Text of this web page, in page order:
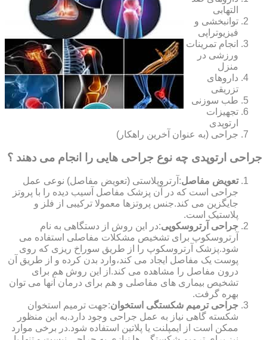
التهابی
توانبخشی و
فیزیوتراپی
انجام تمرینات
ورزشی در
منزل
داروهای
تزریقی
طب سوزنی
تجهیزات
ارتوپدی
جراحی (به عنوان آخرین راهکار)
جراحی ارتوپدی چه نوع جراحی هایی را انجام می دهند ؟
تعویض مفاصل:آرتروپلاستی (تعویض مفاصل) نوعی عمل
جراحی است که در آن پزشک مفاصل آسیب دیده را با پروتز
جایگزین می کند.جنس پروتزها معمولا ترکیبی از فلز و
پلاستیک است.
جراحی آرتروسکوپی:در این روش از دستگاهی به نام
آرتروسکوپ برای تشخیص مشکلات مفاصلی استفاده می
شود.پزشک آرتروسکوپ را از طریق سوراخ ریزی که روی
پوست یک مفاصل ایجاد می کند،وارد بدن کرده و از طریق آن
درون مفاصل را مشاهده می کند.از این روش هم برای
تشخیص بیماری های مفاصلی و هم برای درمان آنها می توان
بهره گرفت.
جراحی ترمیم شکستگی استخوان:جهت ترمیم استخوان
شکسته گاهی نیاز به عمل جراحی وجود دارد.به این منظور
ممکن است از ایمپلنت یا پلاتین استفاده شود.در برخی موارد